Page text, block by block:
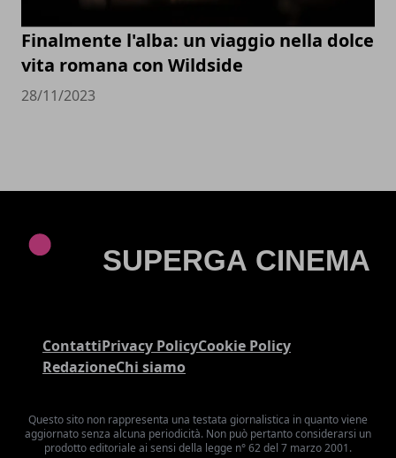
Finalmente l'alba: un viaggio nella dolce
vita romana con Wildside
28/11/2023
ContattiPrivacy PolicyCookie Policy
RedazioneChi siamo
Questo sito non rappresenta una testata giornalistica in quanto viene
aggiornato senza alcuna periodicità. Non può pertanto considerarsi un
prodotto editoriale ai sensi della legge n° 62 del 7 marzo 2001.